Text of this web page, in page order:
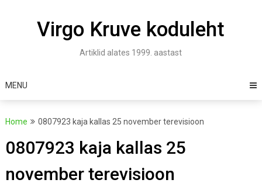
Virgo Kruve koduleht
Artiklid alates 1999. aastast
MENU
Home 0807923 kaja kallas 25 november terevisioon
0807923 kaja kallas 25
november terevisioon